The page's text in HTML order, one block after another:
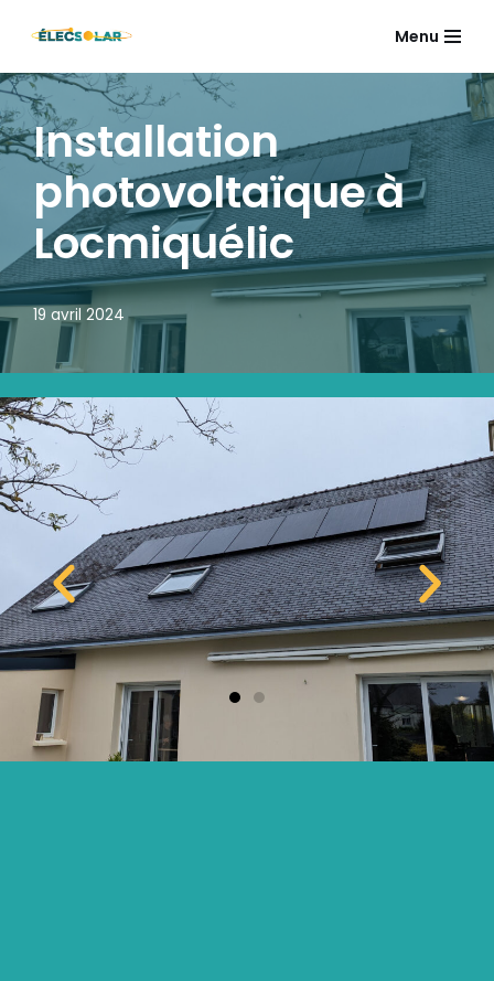
au
contenu
Menu
Installation
photovoltaïque à
Locmiquélic
19 avril 2024